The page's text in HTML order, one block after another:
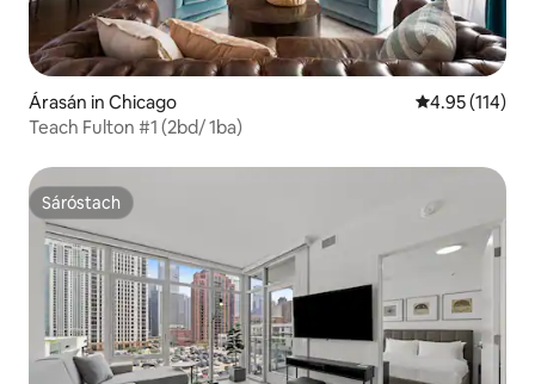
Árasán in Chicago Meánrátáil
4.95 (114)
Teach Fulton #1 (2bd/ 1ba)
Sáróstach
Sáróstach